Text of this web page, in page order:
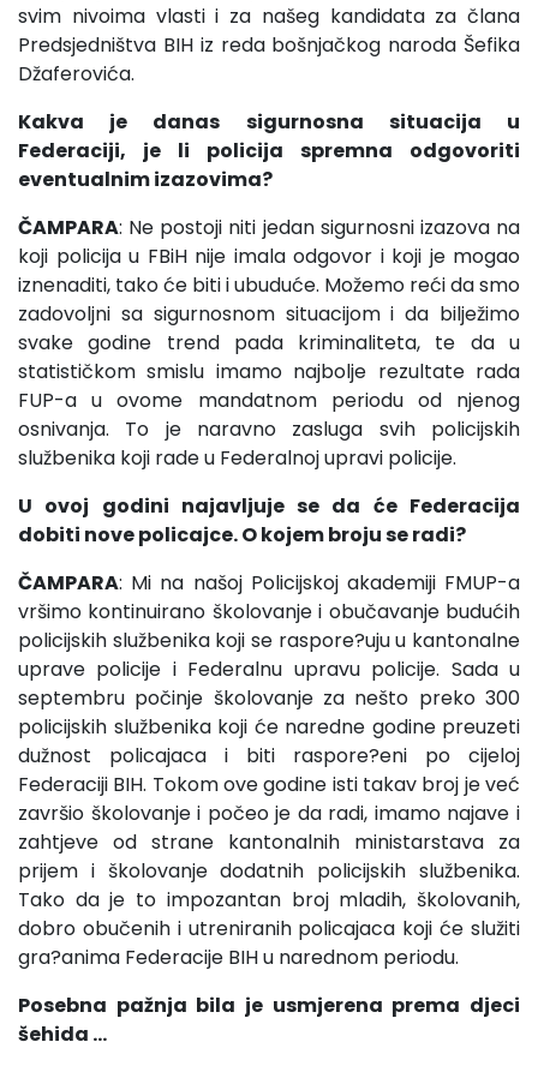
svim nivoima vlasti i za našeg kandidata za člana
Predsjedništva BIH iz reda bošnjačkog naroda Šefika
Džaferovića.
Kakva je danas sigurnosna situacija u
Federaciji, je li policija spremna odgovoriti
eventualnim izazovima?
ČAMPARA: Ne postoji niti jedan sigurnosni izazova na
koji policija u FBiH nije imala odgovor i koji je mogao
iznenaditi, tako će biti i ubuduće. Možemo reći da smo
zadovoljni sa sigurnosnom situacijom i da bilježimo
svake godine trend pada kriminaliteta, te da u
statističkom smislu imamo najbolje rezultate rada
FUP-a u ovome mandatnom periodu od njenog
osnivanja. To je naravno zasluga svih policijskih
službenika koji rade u Federalnoj upravi policije.
U ovoj godini najavljuje se da će Federacija
dobiti nove policajce. O kojem broju se radi?
ČAMPARA: Mi na našoj Policijskoj akademiji FMUP-a
vršimo kontinuirano školovanje i obučavanje budućih
policijskih službenika koji se raspore?uju u kantonalne
uprave policije i Federalnu upravu policije. Sada u
septembru počinje školovanje za nešto preko 300
policijskih službenika koji će naredne godine preuzeti
dužnost policajaca i biti raspore?eni po cijeloj
Federaciji BIH. Tokom ove godine isti takav broj je već
završio školovanje i počeo je da radi, imamo najave i
zahtjeve od strane kantonalnih ministarstava za
prijem i školovanje dodatnih policijskih službenika.
Tako da je to impozantan broj mladih, školovanih,
dobro obučenih i utreniranih policajaca koji će služiti
gra?anima Federacije BIH u narednom periodu.
Posebna pažnja bila je usmjerena prema djeci
šehida …